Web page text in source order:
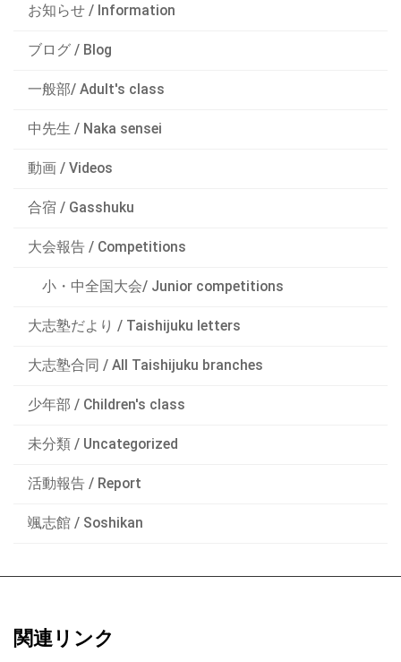
お知らせ / Information
ブログ / Blog
一般部/ Adult's class
中先生 / Naka sensei
動画 / Videos
合宿 / Gasshuku
大会報告 / Competitions
小・中全国大会/ Junior competitions
大志塾だより / Taishijuku letters
大志塾合同 / All Taishijuku branches
少年部 / Children's class
未分類 / Uncategorized
活動報告 / Report
颯志館 / Soshikan
関連リンク